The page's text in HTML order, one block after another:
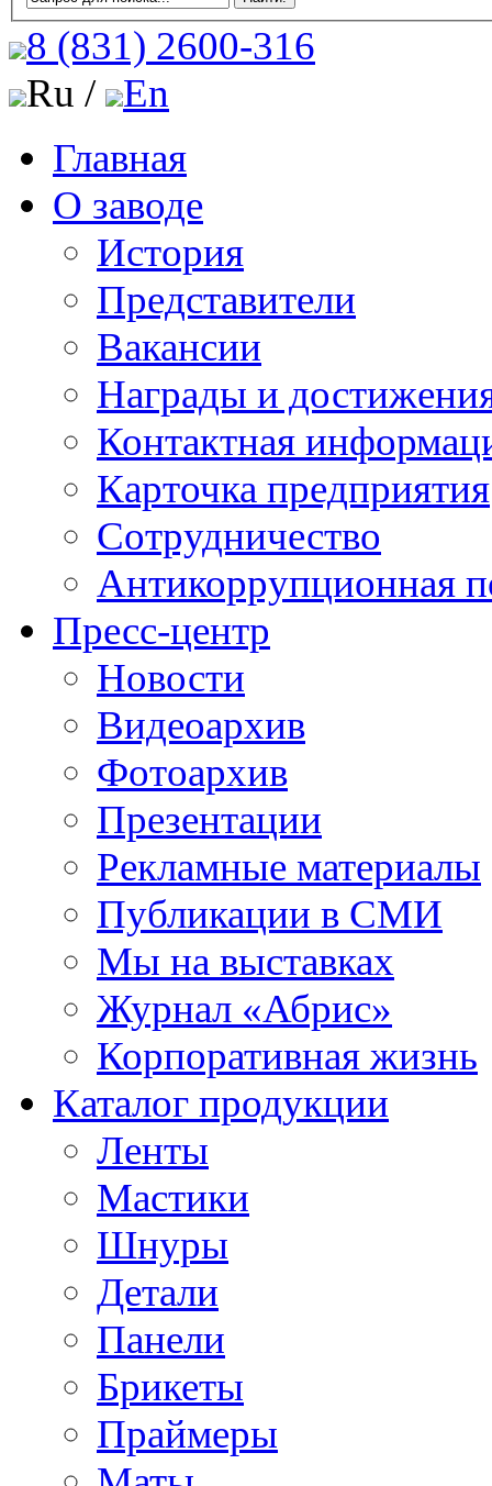
8 (831) 2600-316
Ru /
En
Главная
О заводе
История
Представители
Вакансии
Награды и
Контактная
Карточка предприятия
Сотрудничество
Антикоррупционная
Пресс-центр
Новости
Видеоархив
Фотоархив
Презентации
Рекламные материалы
Публикации в СМИ
Мы на выставках
Журнал «Абрис»
Корпоративная жизнь
Каталог продукции
Ленты
Мастики
Шнуры
Детали
Панели
Брикеты
Праймеры